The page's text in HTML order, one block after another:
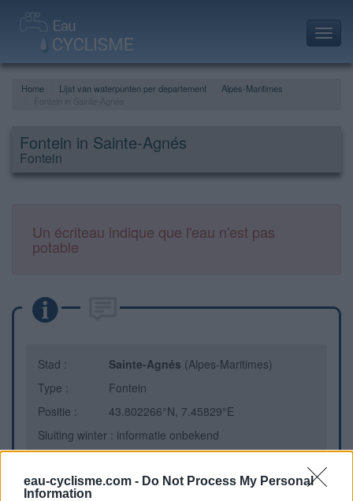
eau-cyclisme.com - Do Not Process My Personal
Information
Home Lijst van waterpunten per departement
Alpes-Maritimes
Fontein in Sainte-Agnés
Fontein
Un écriteau indique que l'eau n'est pas
potable
Stad : Sainte-Agnés (Alpes-Maritimes)
Type :
Fontein
Positie :
43.802266°N, 7.45829°E
Sluiting winter : informatie onbekend
Aanvullende informatie